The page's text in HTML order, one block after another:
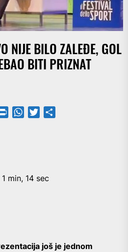
NIJE BILO ZALEĐE, GOL
BITI PRIZNAT
PrintFriendly
WhatsApp
Twitter
1 min, 14 sec
još je jednom